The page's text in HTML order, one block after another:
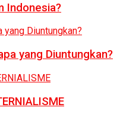
Indonesia?
yang Diuntungkan?